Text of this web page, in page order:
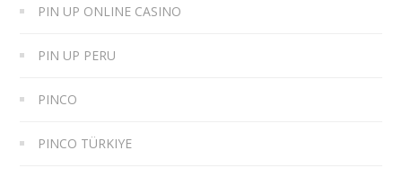
PIN UP ONLINE CASINO
PIN UP PERU
PINCO
PINCO TÜRKIYE